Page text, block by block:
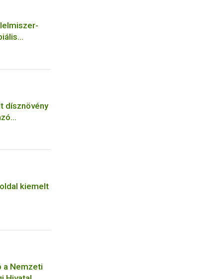
dísznövény
kiemelt
a Nemzeti